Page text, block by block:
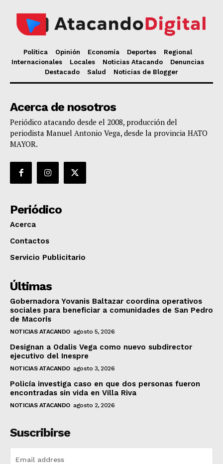
Política Opinión Economía Deportes
Regional
Internacionales
Locales Noticias Atacando
Denuncias
Destacado
Salud Noticias de Blogger
Acerca de nosotros
Periódico atacando desde el 2008, producción del
periodista Manuel Antonio Vega, desde la provincia HATO
MAYOR.
Periódico
Acerca
Contactos
Servicio Publicitario
Últimas
Gobernadora Yovanis Baltazar coordina operativos
sociales para beneficiar a comunidades de San Pedro
de Macorís
NOTICIAS ATACANDO agosto 5, 2026
Designan a Odalis Vega como nuevo subdirector
ejecutivo del Inespre
NOTICIAS ATACANDO agosto 3, 2026
Policía investiga caso en que dos personas fueron
encontradas sin vida en Villa Riva
NOTICIAS ATACANDO agosto 2, 2026
Suscribirse